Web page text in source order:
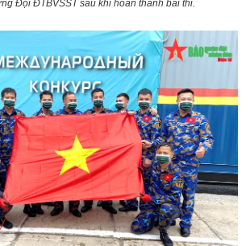
Đội ĐTBVSST sau khi hoàn thành bài thi.